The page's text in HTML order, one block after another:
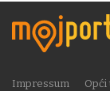
Impressum Opći